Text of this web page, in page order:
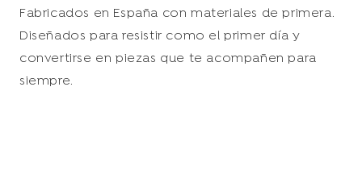
Fabricados en España con materiales de primera.
Diseñados para resistir como el primer día y
convertirse en piezas que te acompañen para
siempre.